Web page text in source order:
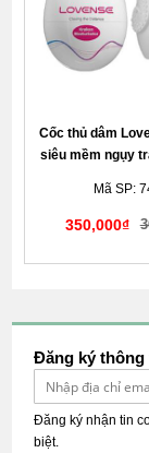
Cốc thủ dâm
siêu mềm ngụy
Mã SP:
350,000₫
Đăng ký thông
Đăng ký nhận tin
biệt.